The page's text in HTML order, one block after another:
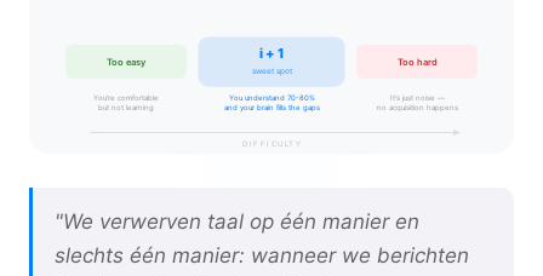
Too easy
i + 1
sweet spot
Too hard
You're comfortable
but not learning
You understand 70-80%
and your brain fills the gaps
It's just noise —
no acquisition happens
DIFFICULTY
"We verwerven taal op één manier en
slechts één manier: wanneer we berichten